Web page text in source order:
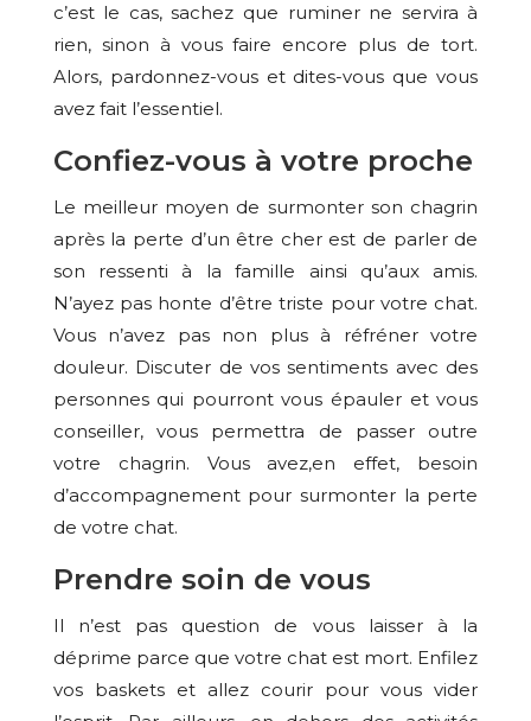
c’est le cas, sachez que ruminer ne servira à
rien, sinon à vous faire encore plus de tort.
Alors, pardonnez-vous et dites-vous que vous
avez fait l’essentiel.
Confiez-vous à votre proche
Le meilleur moyen de surmonter son chagrin
après la perte d’un être cher est de parler de
son ressenti à la famille ainsi qu’aux amis.
N’ayez pas honte d’être triste pour votre chat.
Vous n’avez pas non plus à réfréner votre
douleur. Discuter de vos sentiments avec des
personnes qui pourront vous épauler et vous
conseiller, vous permettra de passer outre
votre chagrin. Vous avez,en effet, besoin
d’accompagnement pour surmonter la perte
de votre chat.
Prendre soin de vous
Il n’est pas question de vous laisser à la
déprime parce que votre chat est mort. Enfilez
vos baskets et allez courir pour vous vider